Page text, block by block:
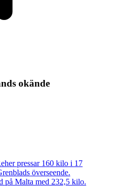
okände